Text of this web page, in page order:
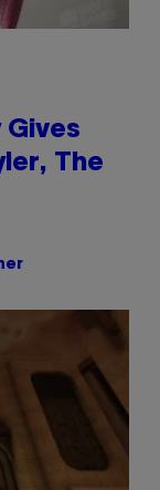
Gives
The